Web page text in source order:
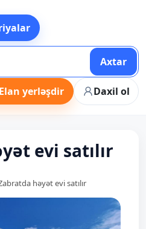
Axtar
Elan yerləşdir Daxil ol
evi satılır
həyət evi satılır